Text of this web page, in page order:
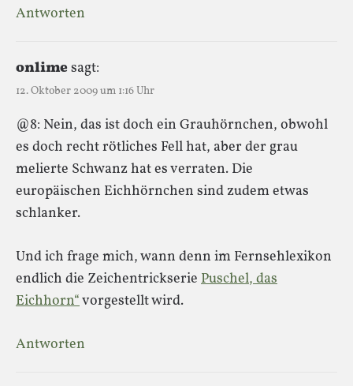
Antworten
onlimesagt:
12. Oktober 2009 um 1:16 Uhr
@8: Nein, das ist doch ein Grauhörnchen, obwohl
es doch recht rötliches Fell hat, aber der grau
melierte Schwanz hat es verraten. Die
europäischen Eichhörnchen sind zudem etwas
schlanker.
Und ich frage mich, wann denn im Fernsehlexikon
endlich die Zeichentrickserie Puschel, das
Eichhorn“vorgestellt wird.
Antworten